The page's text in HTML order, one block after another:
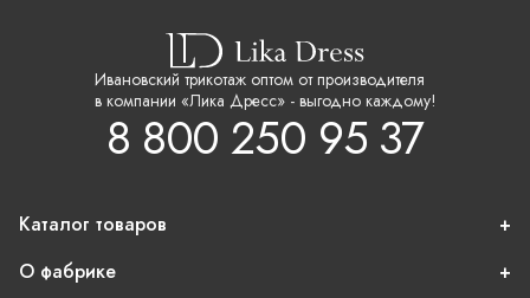
Ивановский трикотаж оптом от производителя
в компании «Лика Дресс» - выгодно каждому!
8 800 250 95 37
Каталог товаров
О фабрике